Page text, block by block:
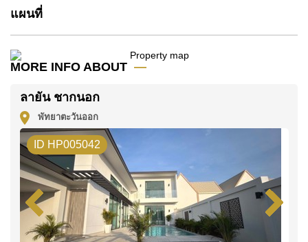
✔️ตกแต่งครบ
ส่วนตัว
ชุมชนที่ปลอดภัยและเป็นมิตรกับผู้อยู่อาศัย
ลายัน ฉักนก เป็น
Community)พร้อม
24 ชั่วโมง และทางเข้าออกที่มีระบบควบคุมทำให้มั่นใจ
ได้ถึง ความปลอดภัยและความเงียบสงบ
ชีวิตแบบครอบครัว
ทำเลศักยภาพ ใกล้แหล่งอำนวยความสะดวก
ตั้งอยู่ใน พัทยาตะวันออกใกล้แหล่งช้อปปิ้ง แหล่งพักผ่อน
และสถานที่สำคัญต่าง ๆ เช่น:
แผนที่
MORE INFO ABOUT
ลายัน ชากนอก
พัทยาตะวันออก
ID HP005042